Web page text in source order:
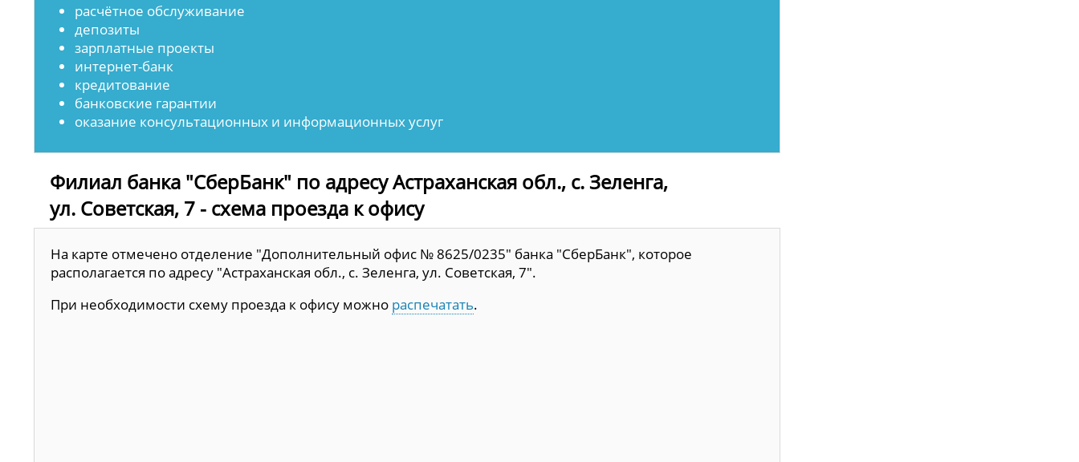
расчётное обслуживание
депозиты
зарплатные проекты
интернет-банк
кредитование
банковские гарантии
оказание консультационных и информационных услуг
Филиал банка "СберБанк" по адресу Астраханская обл., с. Зеленга,
ул. Советская, 7 - схема проезда к офису
На карте отмечено отделение "Дополнительный офис № 8625/0235" банка "СберБанк", которое
располагается по адресу "Астраханская обл., с. Зеленга, ул. Советская, 7".
При необходимости схему проезда к офису можно распечатать.